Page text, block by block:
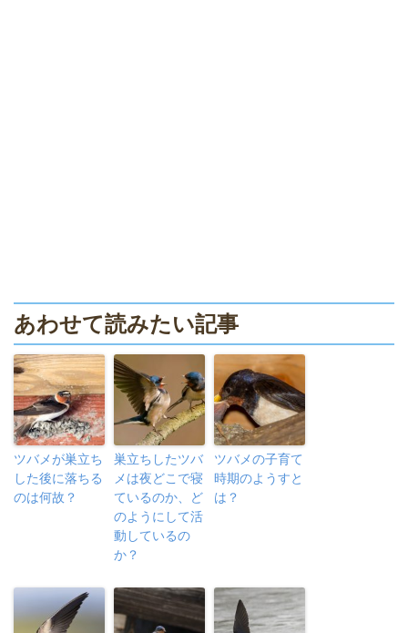
あわせて読みたい記事
ツバメが巣立ち
した後に落ちる
のは何故？
巣立ちしたツバ
メは夜どこで寝
ているのか、ど
のようにして活
動しているの
か？
ツバメの子育て
時期のようすと
は？